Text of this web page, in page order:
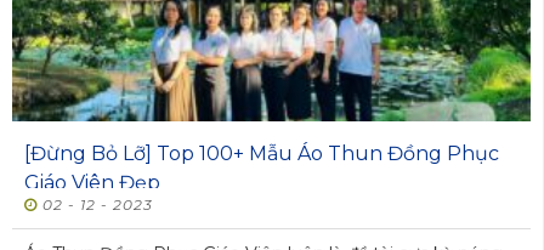
[Đừng Bỏ Lỡ] Top 100+ Mẫu Áo Thun Đồng Phục
Giáo Viên Đẹp
02 - 12 - 2023